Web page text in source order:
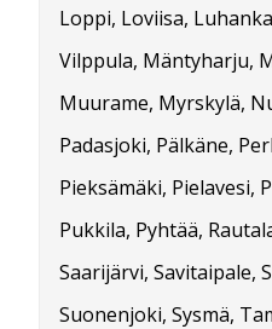
Loppi, Loviisa,
Vilppula, Mäntyharju,
Muurame, Myrskylä,
Padasjoki, Pälkäne,
Pieksämäki, Pielavesi,
Pukkila, Pyhtää,
Saarijärvi, Savitaipale,
Suonenjoki, Sysmä,